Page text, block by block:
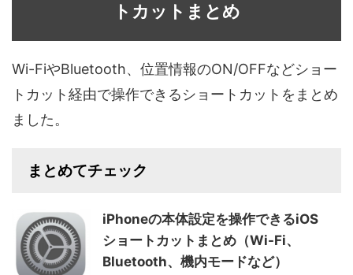
トカットまとめ
Wi-FiやBluetooth、位置情報のON/OFFなどショー
トカット経由で操作できるショートカットをまとめ
ました。
まとめてチェック
iPhoneの本体設定を操作できるiOS
ショートカットまとめ（Wi-Fi、
Bluetooth、機内モードなど）